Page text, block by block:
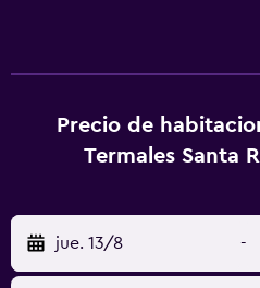
televisión por satélite. Los
ducha con cabezal de ducha
personas, o hasta 6
personas de negocios
locales gratuitas (pueden
Precio de
Termales Santa
jue. 13/8 -